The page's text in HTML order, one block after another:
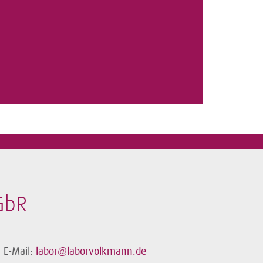
E-Mail: labor@laborvolkmann.de